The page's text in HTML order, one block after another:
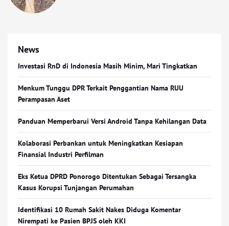
News
Investasi RnD di Indonesia Masih Minim, Mari Tingkatkan
Menkum Tunggu DPR Terkait Penggantian Nama RUU
Perampasan Aset
Panduan Memperbarui Versi Android Tanpa Kehilangan Data
Kolaborasi Perbankan untuk Meningkatkan Kesiapan
Finansial Industri Perfilman
Eks Ketua DPRD Ponorogo Ditentukan Sebagai Tersangka
Kasus Korupsi Tunjangan Perumahan
Identifikasi 10 Rumah Sakit Nakes Diduga Komentar
Nirempati ke Pasien BPJS oleh KKI